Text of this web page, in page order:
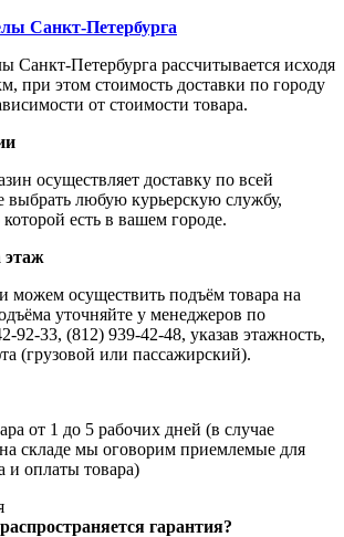
Санкт-Петербурга
Санкт-Петербурга рассчитывается исходя
при этом стоимость доставки по городу
от стоимости товара.
осуществляет доставку по всей
любую курьерскую службу,
которой есть в вашем городе.
этаж
можем осуществить подъём товара на
уточняйте у менеджеров по
92-33, (812) 939-42-48, указав этажность,
(грузовой или пассажирский).
от 1 до 5 рабочих дней (в случае
на складе мы оговорим приемлемые для
и оплаты товара)
гарантия?